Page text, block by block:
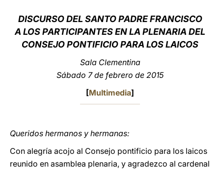
DISCURSO DEL SANTO PADRE FRANCISCO
A LOS PARTICIPANTES EN LA PLENARIA DEL
CONSEJO PONTIFICIO PARA LOS LAICOS
Sala Clementina
Sábado 7 de febrero de 2015
[Multimedia]
Queridos hermanos y hermanas:
Con alegría acojo al Consejo pontificio para los laicos
reunido en asamblea plenaria, y agradezco al cardenal